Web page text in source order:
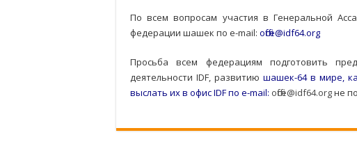
По всем вопросам участия в Генеральной
федерации шашек по e-mail: office@idf64.org
Просьба всем федерациям подготовить
деятельности IDF, развитию шашек-64 в мире,
выслать их в офис IDF по e-mail: office@idf64.orgне